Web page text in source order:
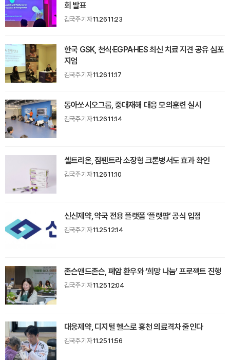
회 발표
김국주 기자11.26 11:23
한국 GSK, 천식·EGPA·HES 최신 치료 지견 공유 심포
지엄
김국주 기자11.26 11:17
동아쏘시오그룹, 중대재해 대응 모의훈련 실시
김국주 기자11.26 11:14
셀트리온, 짐펜트라 소장형 크론병서도 효과 확인
김국주 기자11.26 11:10
신신제약, 약국 전용 플랫폼 ‘플랫팜’ 공식 입점
김국주 기자11.25 12:14
존슨앤드존슨, 폐암 환우와 ‘희망 나눔’ 프로젝트 진행
김국주 기자11.25 12:04
대웅제약, 디지털 헬스로 홍천 의료격차 줄인다
김국주 기자11.25 11:56